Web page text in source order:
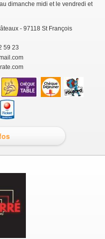
dimanche midi et le vendredi et
- 97118 St François
59 23